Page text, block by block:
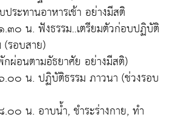
ระทานอาหารเช้า อย่างมีสติ
๐ น. ฟังธรรม..เตรียมตัวก่อบปฏิบัติ
รอบสาย)
ผ่อนตามอัธยาศัย อย่างมีสติ)
๐๐ น. ปฏิบัติธรรม ภาวนา (ช่วงรอบ
๐ น. อาบน้ำ, ชำระร่างกาย, ทำ